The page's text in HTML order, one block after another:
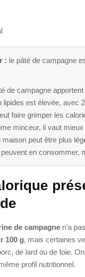
: le pâté de campagne
de campagne
lipides est élevée, avec
faire grimper les
minceur, il vaut
maison peut être plus
en consommer,
de campagne n’a
100 g, mais certaines
de lard ou de foie.
profil nutritionnel.